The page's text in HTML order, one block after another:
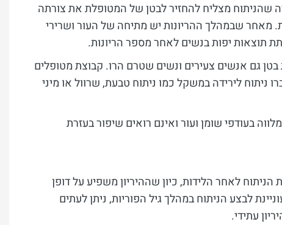
שהניתוח מצליח להחזיר לבטן של המטופלת את צורתה
שבמהלך ההריונות יש מתיחה של העור ושרירי
תוצאות יפות בנשים לאחר מספר הריונות.
גם אנשים צעירים ונשים שטרם הרו. קבוצת מטופלים
ניתוח לירידה במשקל כמו ניתוח טבעת, שרוול או מיני
בעודפי שומן ועור ואינם רואים שיפור בעזרת
לאחר הלידות, כיון שההיריון משפיע על דופן
לבצע הניתוח במהלך גיל הפוריות, ניתן לעתים
עתידי.